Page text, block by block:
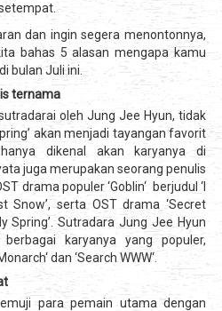
dan ingin segera menontonnya,
bahas 5 alasan mengapa kamu
bulan Juli ini.
ternama
oleh Jung Jee Hyun, tidak
akan menjadi tayangan favorit
dikenal akan karyanya di
juga merupakan seorang penulis
drama populer ‘Goblin‘ berjudul ‘I
Snow’, serta OST drama ‘Secret
Spring’. Sutradara Jung Jee Hyun
karyanya yang populer,
dan ‘Search WWW‘.
para pemain utama dengan